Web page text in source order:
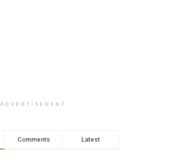
ADVERTISEMENT
Comments Latest